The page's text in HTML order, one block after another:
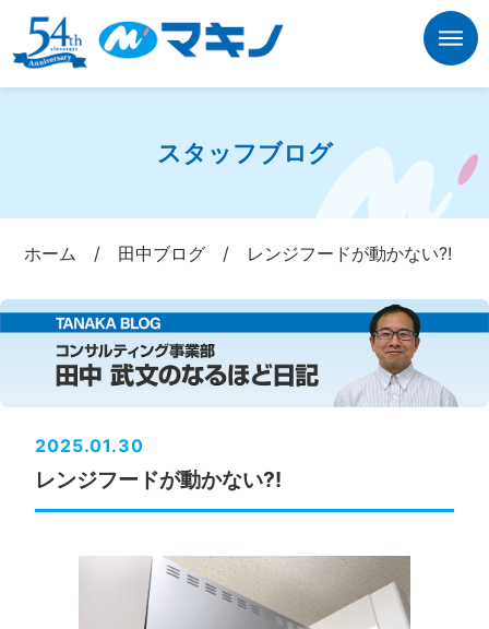
スタッフブログ
ホーム / 田中ブログ / レンジフードが動かない?!
2025.01.30
レンジフードが動かない?!